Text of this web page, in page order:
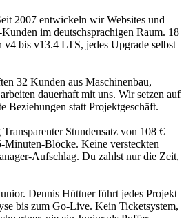
2007 entwickeln wir Websites und
im deutschsprachigen Raum. 18
bis v13.4 LTS, jedes Upgrade selbst
32 Kunden aus Maschinenbau,
dauerhaft mit uns. Wir setzen auf
Beziehungen statt Projektgeschäft.
Transparenter Stundensatz von 108 €
Minuten-Blöcke. Keine versteckten
Aufschlag. Du zahlst nur die Zeit,
Dennis Hüttner führt jedes Projekt
bis zum Go-Live. Kein Ticketsystem,